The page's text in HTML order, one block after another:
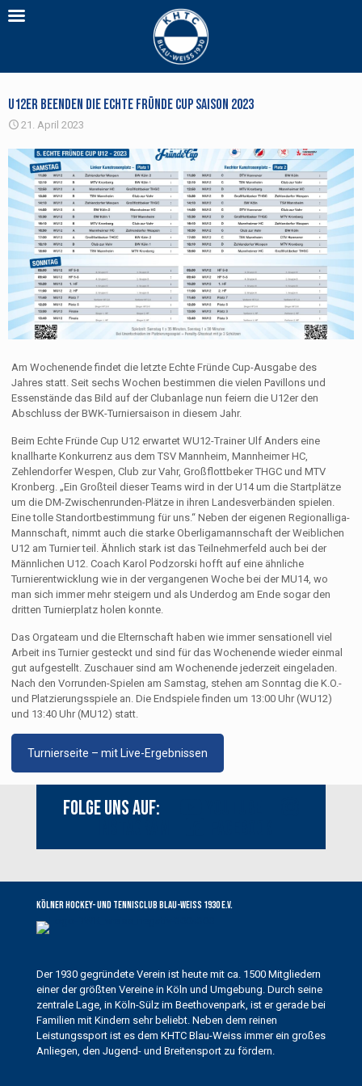
U12er beenden die Echte Fründe Cup Saison 2023
21. April 2023
Am Wochenende findet die letzte Echte Fründe Cup-Ausgabe des
Jahres statt. Seit sechs Wochen bestimmen die vielen Pavillons und
Essenstände das Bild auf der Clubanlage nun feiern die U12er den
Abschluss der BWK-Turniersaison in diesem Jahr.
Beim Echte Fründe Cup U12 erwartet WU12-Trainer Ulf Anders eine
knallharte Konkurrenz aus dem TSV Mannheim, Mannheimer HC,
Zehlendorfer Wespen, Club zur Vahr, Großflottbeker THGC und MTV
Kronberg. „Ein Großteil dieser Teams wird in der U14 um die Startplätze
um die DM-Zwischenrunden-Plätze in ihren Landesverbänden spielen.
Eine tolle Standortbestimmung für uns.“ Neben der eigenen Regionalliga-
Mannschaft, nimmt auch die starke Oberligamannschaft der Weiblichen
U12 am Turnier teil. Ähnlich stark ist das Teilnehmerfeld auch bei der
Männlichen U12. Coach Karol Podzorski hofft auf eine ähnliche
Turnierentwicklung wie in der vergangenen Woche bei der MU14, wo
man sich immer mehr steigern und als Underdog am Ende sogar den
dritten Turnierplatz holen konnte.
Das Orgateam und die Elternschaft haben wie immer sensationell viel
Arbeit ins Turnier gesteckt und sind für das Wochenende wieder einmal
gut aufgestellt. Zuschauer sind am Wochenende jederzeit eingeladen.
Nach den Vorrunden-Spielen am Samstag, stehen am Sonntag die K.O.-
und Platzierungsspiele an. Die Endspiele finden um 13:00 Uhr (WU12)
und 13:40 Uhr (MU12) statt.
Turnierseite – mit Live-Ergebnissen
Folge uns auf:
Kölner Hockey- und Tennisclub Blau-Weiss 1930 e.V.
Der 1930 gegründete Verein ist heute mit ca. 1500 Mitgliedern
einer der größten Vereine in Köln und Umgebung. Durch seine
zentrale Lage, in Köln-Sülz im Beethovenpark, ist er gerade bei
Familien mit Kindern sehr beliebt. Neben dem reinen
Leistungssport ist es dem KHTC Blau-Weiss immer ein großes
Anliegen, den Jugend- und Breitensport zu fördern.